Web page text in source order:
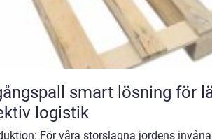
lösning för lättare gods och
logistik
För våra storslagna jordens